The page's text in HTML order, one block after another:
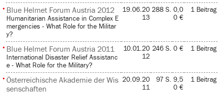
Blue Helmet Forum Austria 2012
Humanitarian Assistance in Complex E
mergencies - What Role for the Militar
y?
19.06.20
13
288 S. 0,0
0 €
1 Beitrag
Blue Helmet Forum Austria 2011
International Disaster Relief Assistanc
e - What Role for the Military?
10.01.20
12
246 S. 0 € 1 Beitrag
Österreichische Akademie der Wis
senschaften
20.09.20
11
97 S. 9,5
0 €
1 Beitrag